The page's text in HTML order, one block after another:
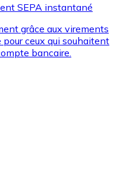
SEPA instantané
grâce aux virements
ceux qui souhaitent
bancaire.